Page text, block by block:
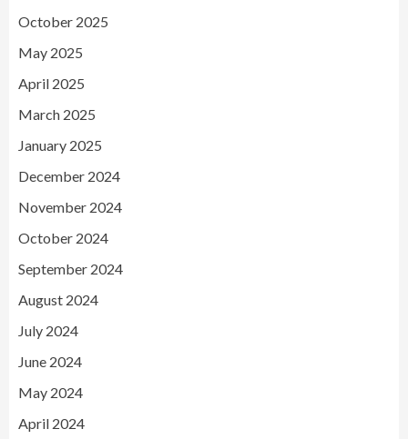
October 2025
May 2025
April 2025
March 2025
January 2025
December 2024
November 2024
October 2024
September 2024
August 2024
July 2024
June 2024
May 2024
April 2024